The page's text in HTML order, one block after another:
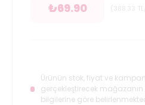
₺69.90
Ürünün stok, fiyat ve
gerçekleştirecek
bilgilerine göre